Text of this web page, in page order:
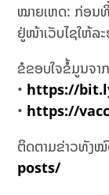
ໝາຍເຫດ: ກ່ອນທີ່
ຢູ່ໜ້າເວັບໄຊໃຫ້ລ
ຂໍຂອບໃຈຂໍ້ມູນຈາ
• https://
• https://
ຕິດຕາມຂ່າວທັງໝົ
posts/